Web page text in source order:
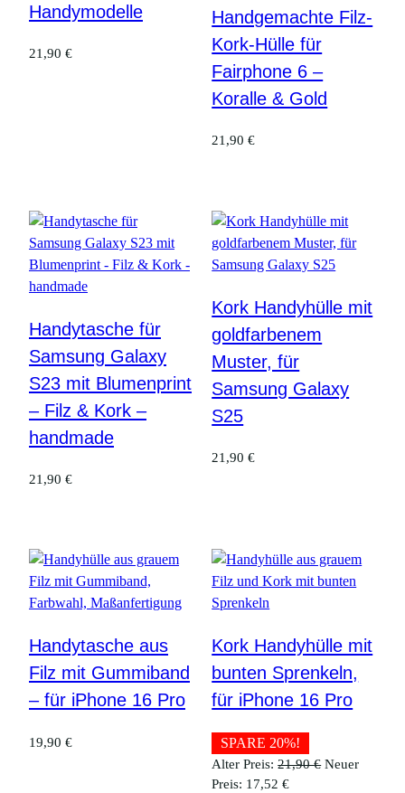
Handymodelle
21,90 €
Handgemachte Filz-
Kork-Hülle für
Fairphone 6 –
Koralle & Gold
21,90€
Handytasche für
Samsung Galaxy
S23 mit Blumenprint
– Filz & Kork –
handmade
21,90 €
Kork Handyhülle mit
goldfarbenem
Muster, für
Samsung Galaxy
S25
21,90€
Handytasche aus
Filz mit Gummiband
– für iPhone 16 Pro
19,90 €
Kork Handyhülle mit
bunten Sprenkeln,
für iPhone 16 Pro
SPARE 20%!
Alter Preis: 21,90€ Neuer
Preis: 17,52€Aktueller